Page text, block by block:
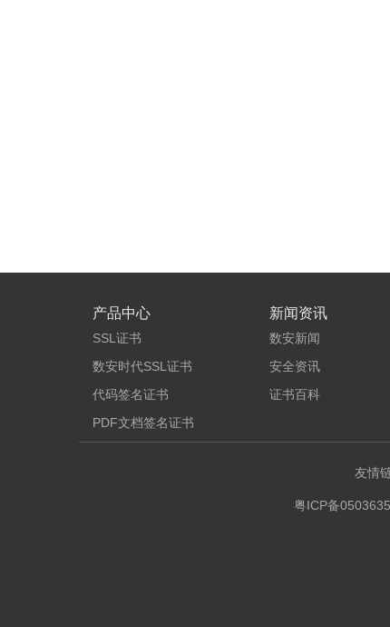
产品中心
SSL证书
数安时代SSL证书
代码签名证书
PDF文档签名证书
新闻资讯
数安新闻
安全资讯
证书百科
友情
粤ICP备